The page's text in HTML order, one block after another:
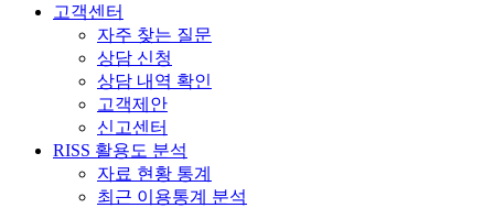
고객센터
자주 찾는 질문
상담 신청
상담 내역 확인
고객제안
신고센터
RISS 활용도 분석
자료 현황 통계
최근 이용통계 분석